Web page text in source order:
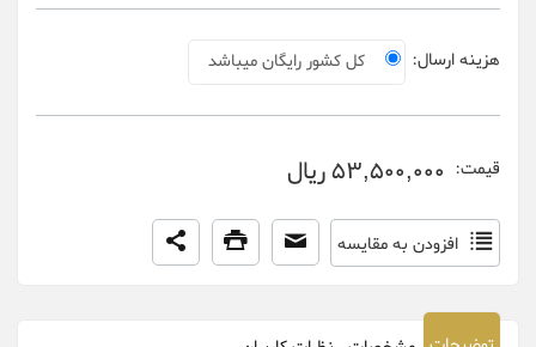
هزینه ارسال: کل کشور رایگان میباشد
قیمت: 53,500,000 ریال
افزودن به مقایسه